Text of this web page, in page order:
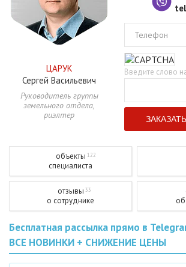
ЦАРУК
Сергей Васильевич
Руководитель группы
земельного отдела,
риэлтер
Телефон
Введите слово
объекты 122
специалиста
отзывы 33
о сотруднике об
Бесплатная рассылка прямо в
ВСЕ НОВИНКИ + СНИЖЕНИЕ ЦЕНЫ